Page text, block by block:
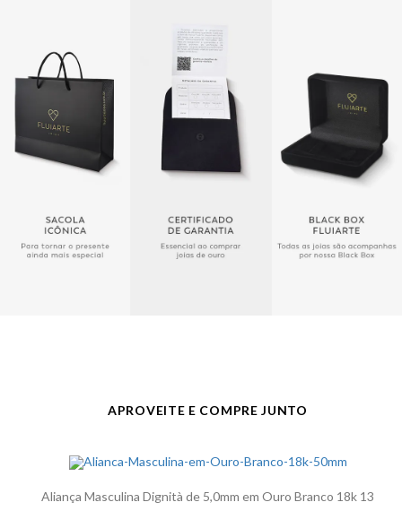
Peso Aproximado 4,5 gramas
Sem Pedra
Observação
Possui Opção de Pedra na
Aliança Menor sendo 1 Pedra de
Diamante Totalizando 3,0 Pontos
Masculino
APROVEITE E COMPRE JUNTO
Aliança Masculina Dignità de 5,0mm em Ouro Branco 18k 13